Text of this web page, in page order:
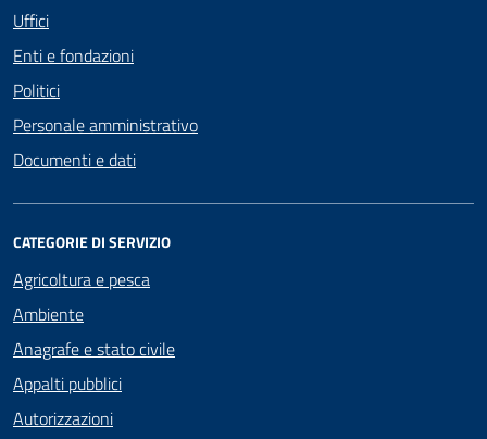
Uffici
Enti e fondazioni
Politici
Personale amministrativo
Documenti e dati
CATEGORIE DI SERVIZIO
Agricoltura e pesca
Ambiente
Anagrafe e stato civile
Appalti pubblici
Autorizzazioni